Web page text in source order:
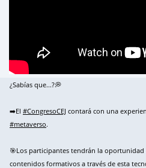
¿Sabías que...?💭
➡️El #CongresoCEJ contará con una
#metaverso.
🎯Los participantes tendrán la
contenidos formativos a través de esta